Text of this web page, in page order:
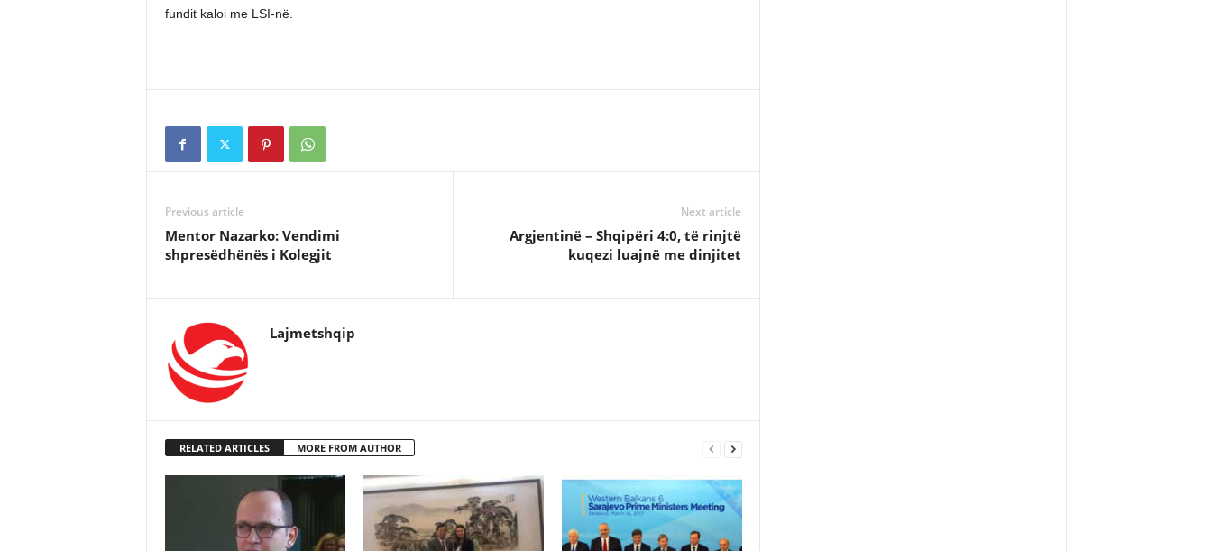
fundit kaloi me LSI-në.
Previous article
Mentor Nazarko: Vendimi
shpresëdhënës i Kolegjit
Next article
Argjentinë – Shqipëri 4:0, të rinjtë
kuqezi luajnë me dinjitet
Lajmetshqip
RELATED ARTICLES MORE FROM AUTHOR